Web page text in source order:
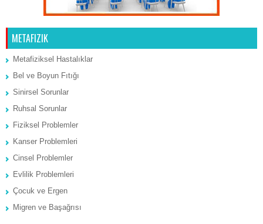
METAFIZIK
Metafiziksel Hastalıklar
Bel ve Boyun Fıtığı
Sinirsel Sorunlar
Ruhsal Sorunlar
Fiziksel Problemler
Kanser Problemleri
Cinsel Problemler
Evlilik Problemleri
Çocuk ve Ergen
Migren ve Başağrısı